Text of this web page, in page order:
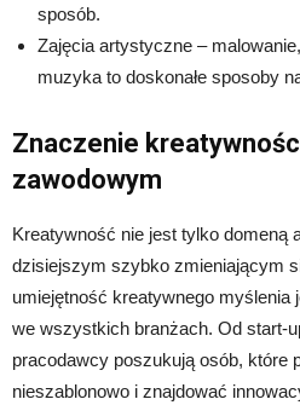
sposób.
Zajęcia artystyczne –
muzyka to doskonałe sposoby
Znaczenie
zawodowym
Kreatywność nie jest tylko domeną
dzisiejszym szybko zmieniającym
umiejętność kreatywnego myślenia
we wszystkich branżach. Od start-
pracodawcy poszukują osób, które
nieszablonowo i znajdować